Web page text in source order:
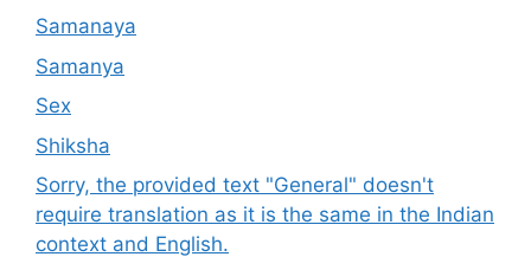
Samanaya
Samanya
Sex
Shiksha
Sorry, the provided text "General" doesn't
require translation as it is the same in the Indian
context and English.